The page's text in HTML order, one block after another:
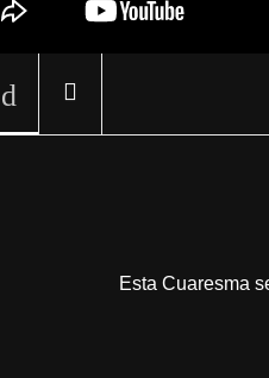
Esta Cuaresma